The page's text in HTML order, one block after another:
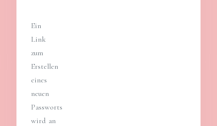
Ein
Link
zum
Erstellen
eines
neuen
Passworts
wird an